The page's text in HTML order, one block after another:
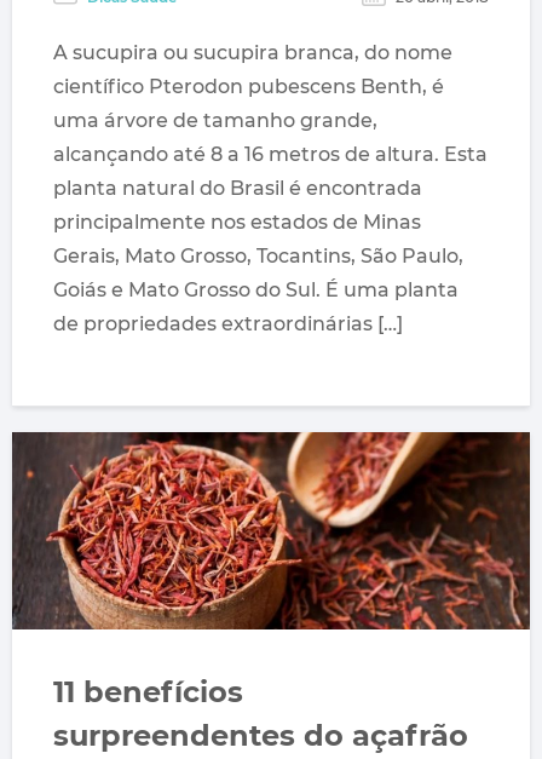
A sucupira ou sucupira branca, do nome
científico Pterodon pubescens Benth, é
uma árvore de tamanho grande,
alcançando até 8 a 16 metros de altura. Esta
planta natural do Brasil é encontrada
principalmente nos estados de Minas
Gerais, Mato Grosso, Tocantins, São Paulo,
Goiás e Mato Grosso do Sul. É uma planta
de propriedades extraordinárias […]
11 benefícios
surpreendentes do açafrão